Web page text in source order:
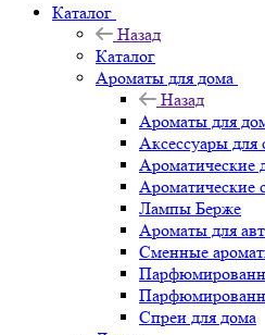
Каталог
Назад
Каталог
Ароматы для дома
Назад
Ароматы для
Аксессуары для
Ароматические
Ароматические
Лампы Берже
Ароматы для
Сменные
Спреи для дома